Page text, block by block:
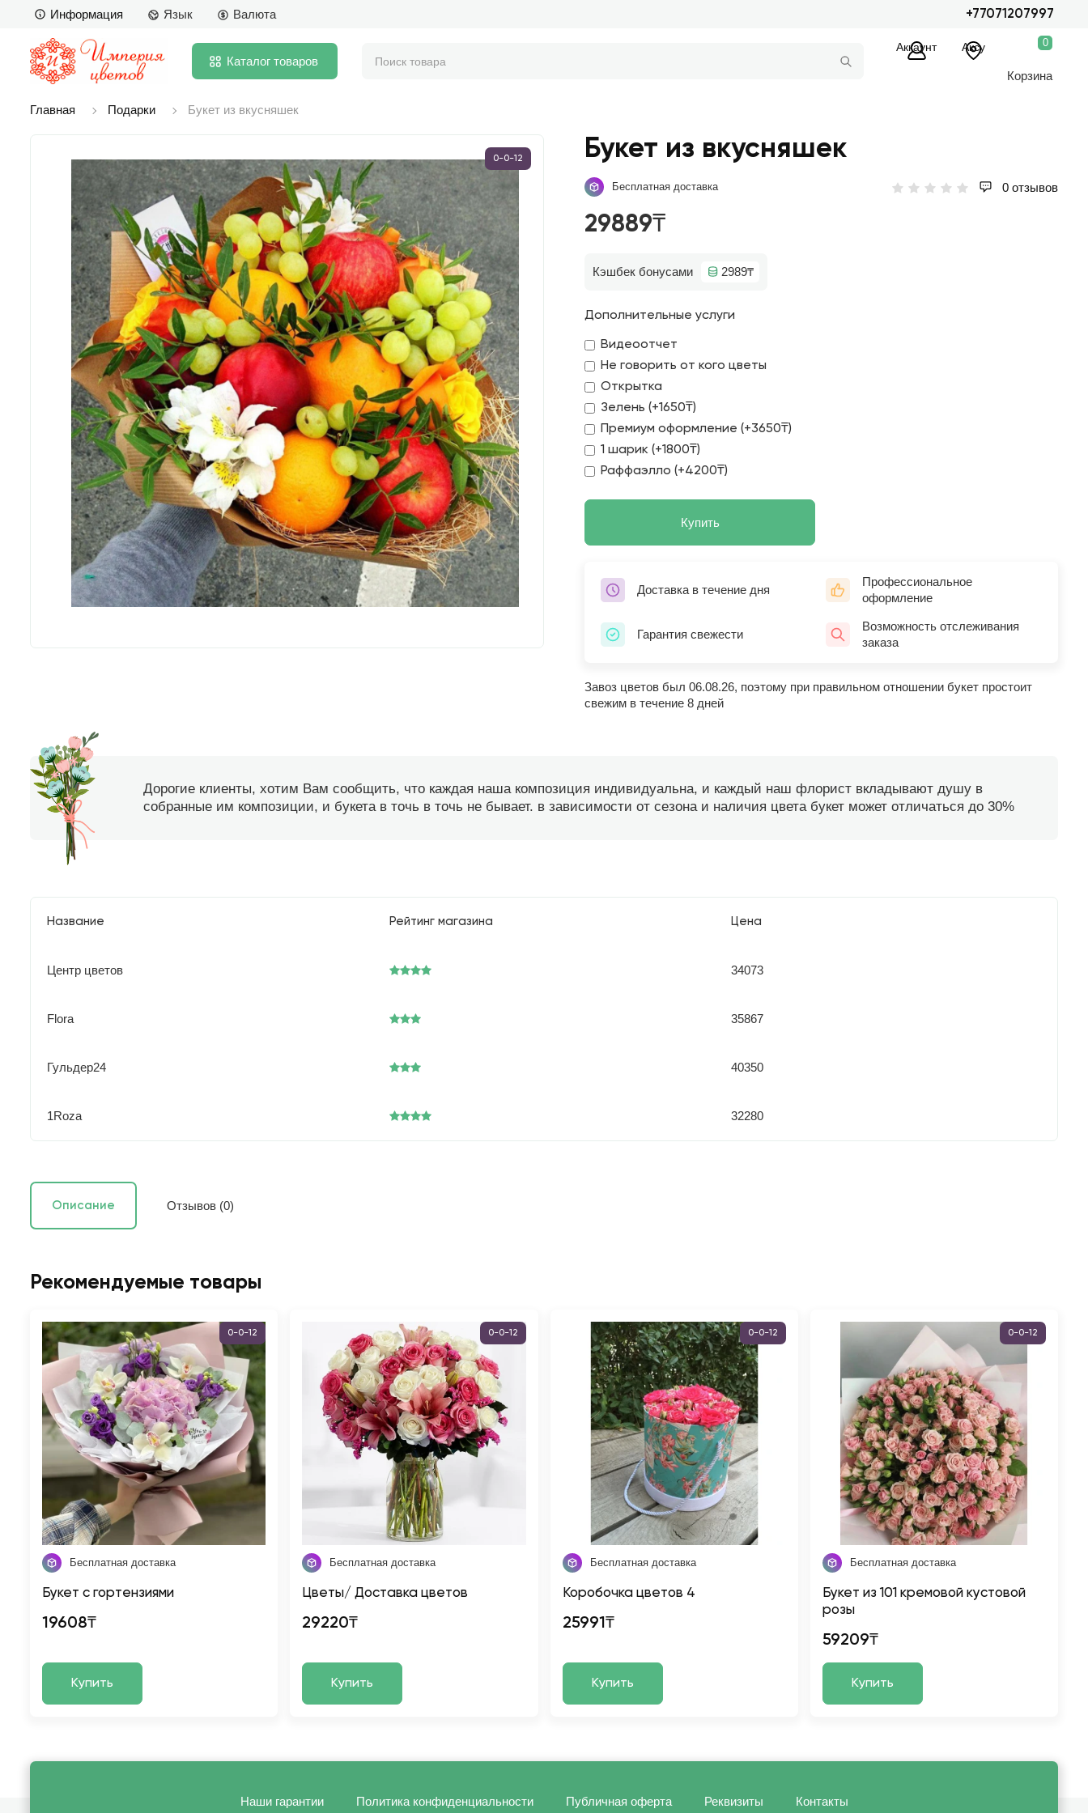
Информация Язык Валюта +77071207997
Каталог товаров
Аккаунт Аксу 0
Корзина
Главная Подарки Букет из вкусняшек
0-0-12 Букет из вкусняшек
Бесплатная доставка 0 отзывов
29889₸
Кэшбек бонусами 2989₸
Дополнительные услуги
Видеоотчет
Не говорить от кого цветы
Открытка
Зелень (+1650₸)
Премиум оформление (+3650₸)
1 шарик (+1800₸)
Раффаэлло (+4200₸)
Купить
Доставка в течение дня
Профессиональное
оформление
Гарантия свежести
Возможность отслеживания
заказа
Завоз цветов был 06.08.26, поэтому при правильном отношении букет простоит
свежим в течение 8 дней
Дорогие клиенты, хотим Вам сообщить, что каждая наша композиция индивидуальна, и каждый наш флорист вкладывают душу в
собранные им композиции, и букета в точь в точь не бывает. в зависимости от сезона и наличия цвета букет может отличаться до 30%
Название Рейтинг магазина Цена
Центр цветов 34073
Flora 35867
Гульдер24 40350
1Roza 32280
Описание Отзывов (0)
Рекомендуемые товары
0-0-12
Бесплатная доставка
Букет с гортензиями
19608₸
Купить
0-0-12
Бесплатная доставка
Цветы/ Доставка цветов
29220₸
Купить
0-0-12
Бесплатная доставка
Коробочка цветов 4
25991₸
Купить
0-0-12
Бесплатная доставка
Букет из 101 кремовой кустовой
розы
59209₸
Купить
Наши гарантии Политика конфиденциальности Публичная оферта Реквизиты Контакты